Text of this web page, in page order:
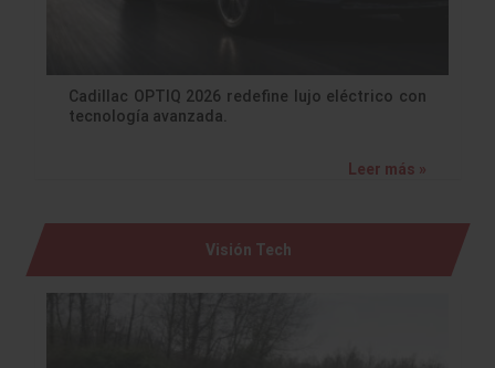
Cadillac OPTIQ 2026 redefine lujo eléctrico con
tecnología avanzada.
Leer más »
Visión Tech